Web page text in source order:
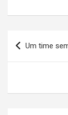
Navegação
de
Um time